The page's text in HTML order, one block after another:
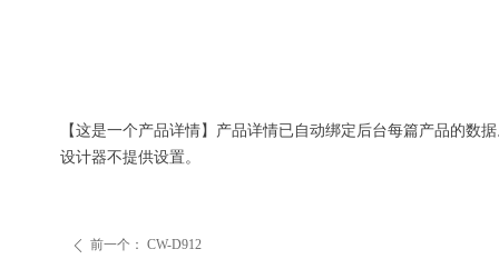
ꄴ 前一个： CW-D912
【这是一个产品详情】产品详情已自动绑定后台每篇产品的数
设计器不提供设置。